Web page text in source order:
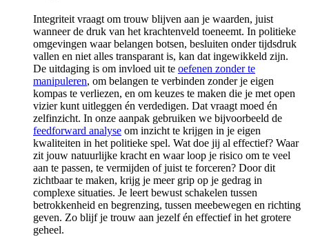
Integriteit vraagt om trouw blijven aan je waarden, juist
wanneer de druk van het krachtenveld toeneemt. In politieke
omgevingen waar belangen botsen, besluiten onder tijdsdruk
vallen en niet alles transparant is, kan dat ingewikkeld zijn.
De uitdaging is om invloed uit te oefenen zonder te
manipuleren, om belangen te verbinden zonder je eigen
kompas te verliezen, en om keuzes te maken die je met open
vizier kunt uitleggen én verdedigen. Dat vraagt moed én
zelfinzicht. In onze aanpak gebruiken we bijvoorbeeld de
feedforward analyse om inzicht te krijgen in je eigen
kwaliteiten in het politieke spel. Wat doe jij al effectief? Waar
zit jouw natuurlijke kracht en waar loop je risico om te veel
aan te passen, te vermijden of juist te forceren? Door dit
zichtbaar te maken, krijg je meer grip op je gedrag in
complexe situaties. Je leert bewust schakelen tussen
betrokkenheid en begrenzing, tussen meebewegen en richting
geven. Zo blijf je trouw aan jezelf én effectief in het grotere
geheel.